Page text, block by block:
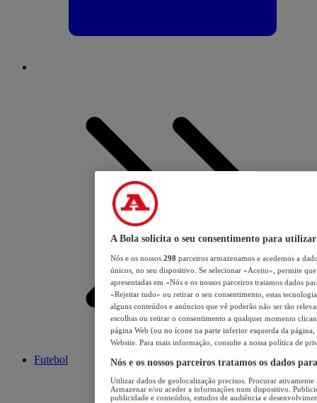
Futebol
A Bola solicita o seu consentimento para utilizar
Nós e os nossos 298 parceiros armazenamos e acedemos a
únicos, no seu dispositivo. Se selecionar «Aceito», permite
apresentadas em «Nós e os nossos parceiros tratamos dados
«Rejeitar tudo» ou retirar o seu consentimento, estas
alguns conteúdos e anúncios que vê poderão não ser tão
escolhas ou retirar o consentimento a qualquer momento
página Web (ou no ícone na parte inferior esquerda da página,
Website. Para mais informação, consulte a nossa política de
Nós e os nossos parceiros tratamos os dados
Utilizar dados de geolocalização precisos. Procurar
Armazenar e/ou aceder a informações num dispositivo.
publicidade e conteúdos, estudos de audiência e